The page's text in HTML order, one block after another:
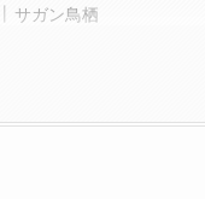
サガン鳥栖